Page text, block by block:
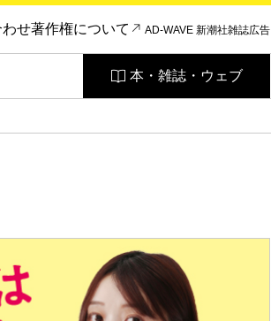
わせ著作権について AD-WAVE 新潮社雑誌広告
本・雑誌・ウェブ